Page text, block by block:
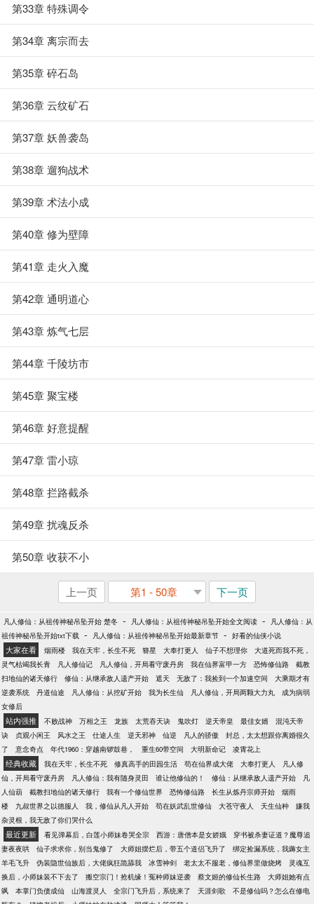
第33章 特殊调令
第34章 离宗而去
第35章 碎石岛
第36章 云纹矿石
第37章 妖兽袭岛
第38章 遛狗战术
第39章 术法小成
第40章 修为壁障
第41章 走火入魔
第42章 通明道心
第43章 炼气七层
第44章 千陵坊市
第45章 聚宝楼
第46章 好意提醒
第47章 雷小琼
第48章 拦路截杀
第49章 扰魂反杀
第50章 收获不小
上一页 第1 - 50章 下一页
凡人修仙：从祖传神秘吊坠开始 楚冬 - 凡人修仙：从祖传神秘吊坠开始全文阅读 -
凡人修仙：从
祖传神秘吊坠开始txt下载 - 凡人修仙：从祖传神秘吊坠开始最新章节 - 好看的仙侠小说
大家在看 烟雨楼 我在天牢，长生不死 簪星 大奉打更人 仙子不想理你
大道死而我不死，
灵气枯竭我长青
凡人修仙记 凡人修仙，开局看守废丹房 我在仙界富甲一方 恐怖修仙路
截教
扫地仙的诸天修行
修仙：从继承敌人遗产开始 遮天 无敌了：我捡到一个加速空间
大乘期才有
逆袭系统
丹道仙途 凡人修仙：从挖矿开始 我为长生仙 凡人修仙，开局两颗大力丸
成为病弱
女修后
站内强推 不败战神 万相之王 龙族 太荒吞天诀 鬼吹灯 逆天帝皇 最佳女婿
混沌天帝
诀
贞观小闲王 风水之王 仕途人生 逆天邪神 仙逆 凡人的骄傲
封总，太太想跟你离婚很久
了
意念奇点 年代1960：穿越南锣鼓巷， 重生60带空间 大明新命记 凌霄花上
经典收藏 我在天牢，长生不死 修真高手的田园生活 苟在仙界成大佬 大奉打更人
凡人修
仙，开局看守废丹房
凡人修仙：我有随身灵田 谁让他修仙的！ 修仙：从继承敌人遗产开始
凡
人仙葫
截教扫地仙的诸天修行 我有一个修仙世界 恐怖修仙路 长生从炼丹宗师开始
烟雨
楼
九叔世界之以德服人 我，修仙从凡人开始 苟在妖武乱世修仙 大苍守夜人 天生仙种
嫌我
杂灵根，我无敌了你们哭什么
最近更新 看见弹幕后，白莲小师妹卷哭全宗 西游：唐僧本是女娇娥
穿书被杀妻证道？魔尊追
妻夜夜哄
仙子求求你，别当鬼修了 大师姐摆烂后，带五个道侣飞升了
绑定捡漏系统，我薅女主
羊毛飞升
伪装隐世仙族后，大佬疯狂跪舔我 冰雪神剑 老太太不服老，修仙界里做烧烤
灵魂互
换后，小师妹装不下去了
搬空宗门！抢机缘！冤种师妹逆袭 蔡文姬的修仙长生路
大师姐她有点
飒
本掌门负债成仙 山海渡灵人 全宗门飞升后，系统来了 天涯剑歌
不是修仙吗？怎么在修电